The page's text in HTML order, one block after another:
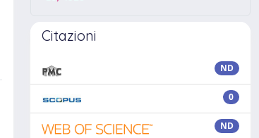
Citazioni
ND
0
ND